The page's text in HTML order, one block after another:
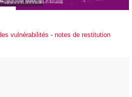
vulnérabilités - notes de restitution